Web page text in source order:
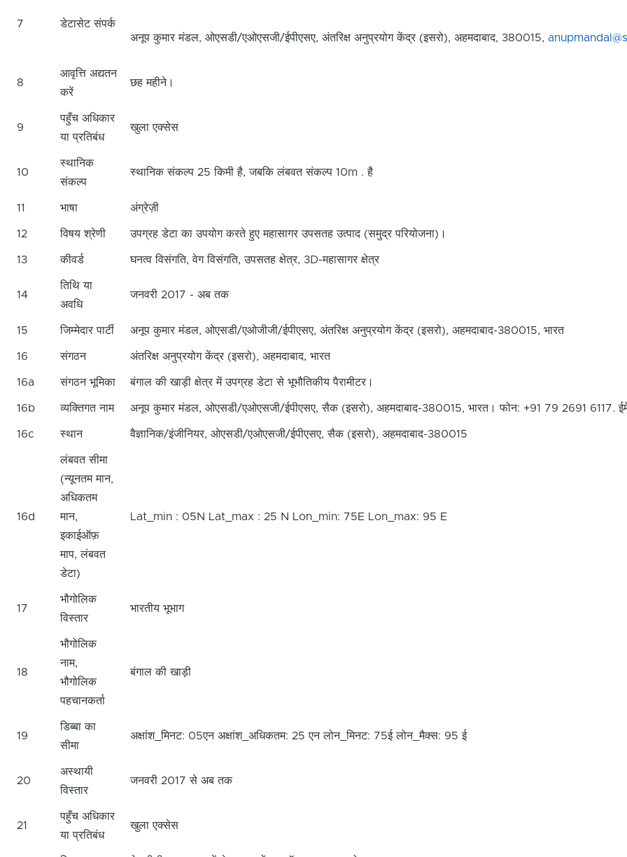
7
डेटासेट संपर्क
अनूप कुमार मंडल, ओएसडी/एओएसजी/ईपीएसए, अंतरिक्ष अनुप्रयोग केंद्र (इसरो), अहमदाबाद, 380015,
8
आवृत्ति अद्यतन
करें
छह महीने।
9
पहुँच अधिकार
या प्रतिबंध
खुला एक्सेस
10
स्थानिक
संकल्प
स्थानिक संकल्प 25 किमी है, जबकि लंबवत संकल्प 10m . है
11 भाषा अंग्रेज़ी
12 विषय श्रेणी उपग्रह डेटा का उपयोग करते हुए महासागर उपसतह उत्पाद (समुद्र परियोजना)।
13 कीवर्ड घनत्व विसंगति, वेग विसंगति, उपसतह क्षेत्र, 3D-महासागर क्षेत्र
14
तिथि या
अवधि
जनवरी 2017 - अब तक
15 जिम्मेदार पार्टी अनूप कुमार मंडल, ओएसडी/एओजीजी/ईपीएसए, अंतरिक्ष अनुप्रयोग केंद्र (इसरो), अहमदाबाद-380015, भारत
16 संगठन अंतरिक्ष अनुप्रयोग केंद्र (इसरो), अहमदाबाद, भारत
16a संगठन भूमिका बंगाल की खाड़ी क्षेत्र में उपग्रह डेटा से भूभौतिकीय पैरामीटर।
16b व्यक्तिगत नाम अनूप कुमार मंडल, ओएसडी/एओएसजी/ईपीएसए, सैक (इसरो), अहमदाबाद-380015, भारत। फोन: +91 79 2691 6117.
16c स्थान वैज्ञानिक/इंजीनियर, ओएसडी/एओएसजी/ईपीएसए, सैक (इसरो), अहमदाबाद-380015
16d
लंबवत सीमा
(न्यूनतम मान,
अधिकतम
मान,
इकाईऑफ़
माप, लंबवत
डेटा)
Lat_min : 05N Lat_max : 25 N Lon_min: 75E Lon_max: 95 E
17
भौगोलिक
विस्तार
भारतीय भूभाग
18
भौगोलिक
नाम,
भौगोलिक
पहचानकर्ता
बंगाल की खाड़ी
19
डिब्बा का
सीमा
अक्षांश_मिनट: 05एन अक्षांश_अधिकतम: 25 एन लोन_मिनट: 75ई लोन_मैक्स: 95 ई
20
अस्थायी
विस्तार
जनवरी 2017 से अब तक
21
पहुँच अधिकार
या प्रतिबंध
खुला एक्सेस